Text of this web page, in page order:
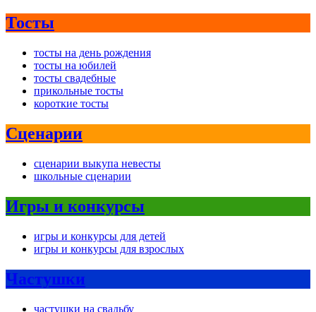
Тосты
тосты на день рождения
тосты на юбилей
тосты свадебные
прикольные тосты
короткие тосты
Сценарии
сценарии выкупа невесты
школьные сценарии
Игры и конкурсы
игры и конкурсы для детей
игры и конкурсы для взрослых
Частушки
частушки на свадьбу